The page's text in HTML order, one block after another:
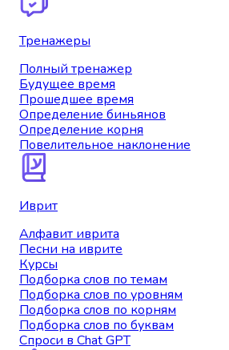
Тренажеры
Полный тренажер
Будущее время
Прошедшее время
Определение биньянов
Определение корня
Повелительное наклонение
Иврит
Алфавит иврита
Песни на иврите
Курсы
Подборка слов по темам
Подборка слов по уровням
Подборка слов по корням
Подборка слов по буквам
Спроси в Chat GPT